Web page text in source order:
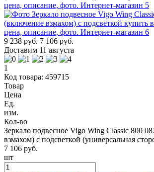
9 238 руб. 7 106 руб.
Доставим 11 августа
1
Код товара: 459715
Товар
Цена
Ед.
изм.
Кол-во
Зеркало подвесное Vigo Wing Classic 800
взмахом) с подсветкой (универсальная
7 106 руб.
шт